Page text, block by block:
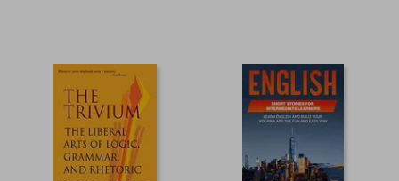
5%
dcto.
5%
dcto.